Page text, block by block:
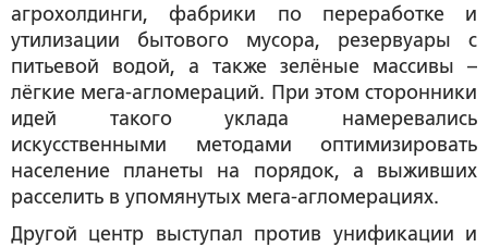
агрохолдинги, фабрики по переработке и
утилизации бытового мусора, резервуары с
питьевой водой, а также зелёные массивы –
лёгкие мега-агломераций. При этом сторонники
идей такого уклада намеревались
искусственными методами оптимизировать
население планеты на порядок, а выживших
расселить в упомянутых мега-агломерациях.
Другой центр выступал против унификации и